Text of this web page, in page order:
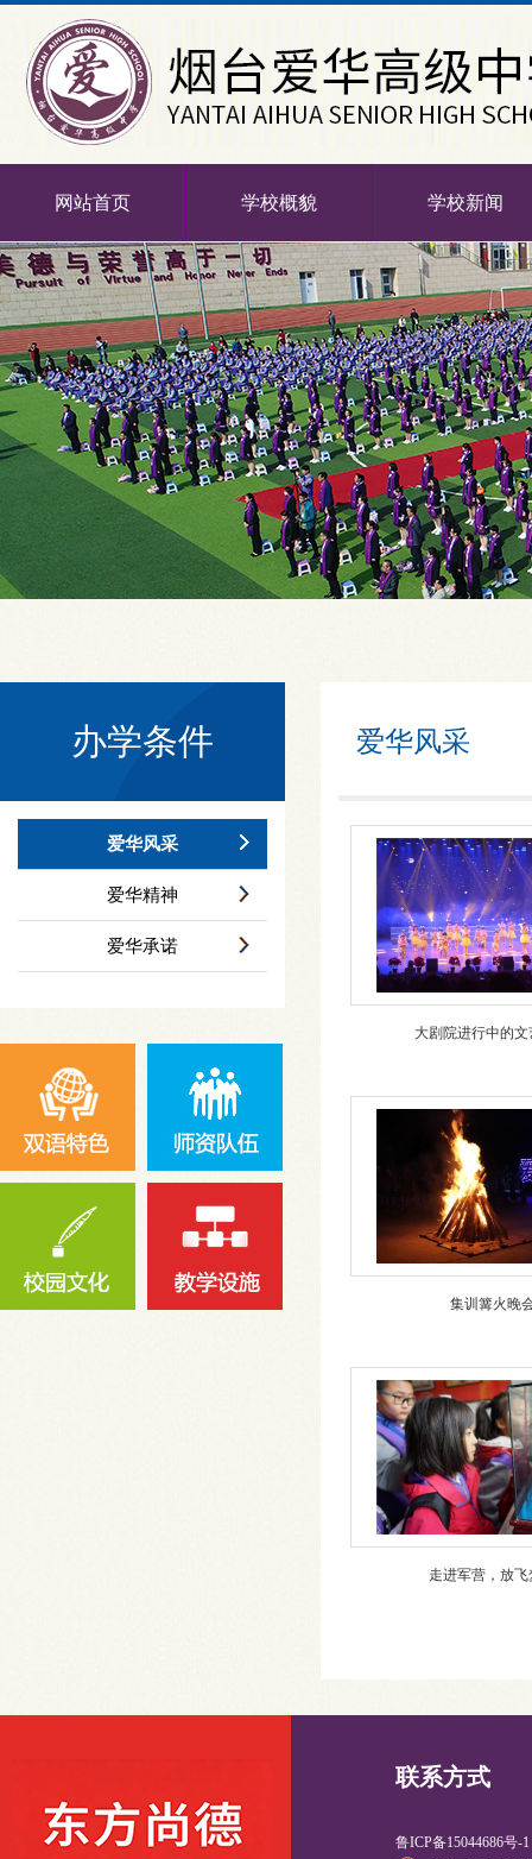
网站首页 学校概貌 学校新闻
-->
办学条件
爱华风采
爱华精神
爱华承诺
爱华风采
大剧院进行中的文
集训篝火晚
走进军营，放飞
联系方式
鲁ICP备15044686号-1